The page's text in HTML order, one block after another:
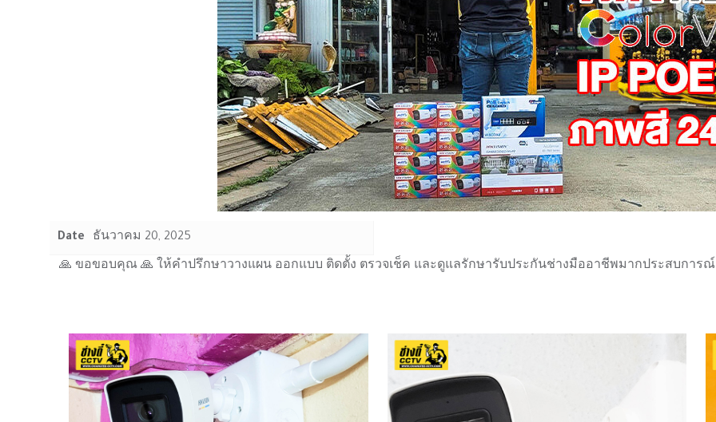
Date ธันวาคม 20, 2025
🙏 ขอขอบคุณ 🙏 ให้คำปรึกษาวางแผน ออกแบบ ติดตั้ง ตรวจเช็ค และดูแลรักษารับประกันช่างมืออาชีพมากประสบการณ์